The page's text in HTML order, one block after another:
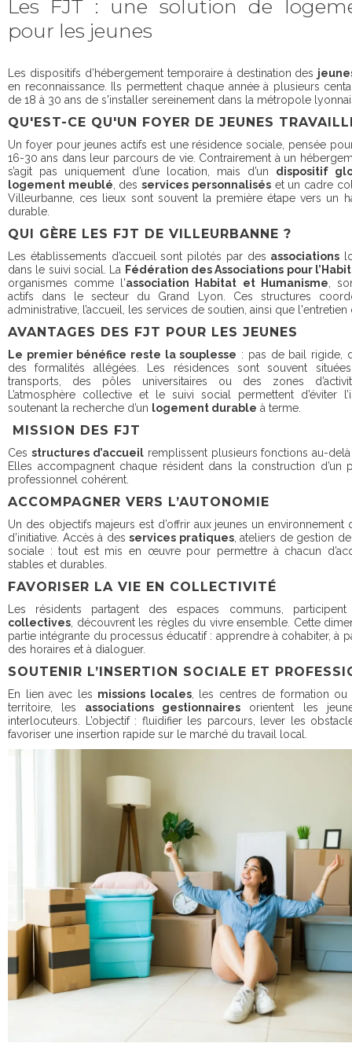
Les FJT : une solution de
pour les jeunes
Les dispositifs d’hébergement temporaire à destination des
en reconnaissance. Ils permettent chaque année à plusieurs
de 18 à 30 ans de s'installer sereinement dans la métropole
QU'EST-CE QU'UN FOYER DE JEUNES
Un foyer pour jeunes actifs est une résidence sociale, pensée
16-30 ans dans leur parcours de vie. Contrairement à un
s’agit pas uniquement d’une location, mais d’un dispositif
logement meublé , desservices personnaliséset un cadre
Villeurbanne, ces lieux sont souvent la première étape vers un
durable.
QUI GÈRE LES FJT DE VILLEURBANNE ?
Les établissements d’accueil sont pilotés par des associations
dans le suivi social. La Fédération des Associations pour
organismes comme l'association Habitat et Humanisme ,
actifs dans le secteur du Grand Lyon. Ces structures
administrative, l’accueil, les services de soutien, ainsi que
AVANTAGES DES FJT POUR LES JEUNES
Le premier bénéfice reste la souplesse : pas de bail rigide,
des formalités allégées. Les résidences sont souvent
transports, des pôles universitaires ou des zones
L’atmosphère collective et le suivi social permettent d’éviter
soutenant la recherche d’un logement durable à terme.
MISSION DES FJT
Ces structures d’accueilremplissent plusieurs fonctions au-delà
Elles accompagnent chaque résident dans la construction d’un
professionnel cohérent.
ACCOMPAGNER VERS L’AUTONOMIE
Un des objectifs majeurs est d’offrir aux jeunes un environnement
d’initiative. Accès à desservices pratiques, ateliers de gestion
sociale : tout est mis en œuvre pour permettre à chacun
stables et durables.
FAVORISER LA VIE EN COLLECTIVITÉ
Les résidents partagent des espaces communs,
collectives , découvrent les règles du vivre ensemble. Cette
partie intégrante du processus éducatif : apprendre à cohabiter, à
des horaires et à dialoguer.
SOUTENIR L’INSERTION SOCIALE ET
En lien avec les missions locales, les centres de formation ou
territoire, les associations gestionnaires orientent les
interlocuteurs. L’objectif : fluidifier les parcours, lever les
favoriser une insertion rapide sur le marché du travail local.